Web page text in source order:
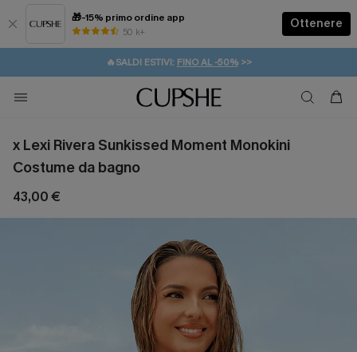
🎁-15% primo ordine app
50 k+
Ottenere
⚡️-15% SUGLI ESSENZIALI DA VACANZA | ACQUISTA
🔥SALDI ESTIVI: FINO AL -50%>>
🚚SPEDIZIONE GRATUITA DA 49€
💌REGALO PER I NUOVI: 20% DI SCONTO*
x Lexi Rivera Sunkissed Moment Monokini
Costume da bagno
43,00 €